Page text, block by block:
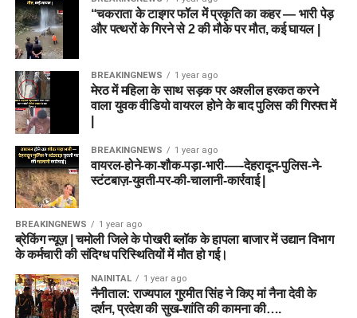
“चकराता के टाइगर फॉल में प्रकृति का कहर — भारी पेड़
और पत्थरों के गिरने से 2 की मौके पर मौत, कई घायल |
BREAKINGNEWS 1 year ago
मेरठ में महिला के साथ सड़क पर अश्लील हरकत करने
वाला युवक वीडियो वायरल होने के बाद पुलिस की गिरफ्त में
BREAKINGNEWS 1 year ago
वायरल-होने-का-शौक-पड़ा-भारी-—-देहरादून-पुलिस-ने-
स्टंटबाज़-युवती-पर-की-चालानी-कार्रवाई |
BREAKINGNEWS 1 year ago
ब्रेकिंग न्यूज़ | चमोली जिले के पोखरी ब्लॉक के हापला बाजार में उद्यान विभाग
के कर्मचारी की संदिग्ध परिस्थितियों में मौत हो गई।
NAINITAL 1 year ago
नैनीताल: राज्यपाल गुरमीत सिंह ने किए मां नैना देवी के
दर्शन, प्रदेश की सुख-शांति की कामना की….